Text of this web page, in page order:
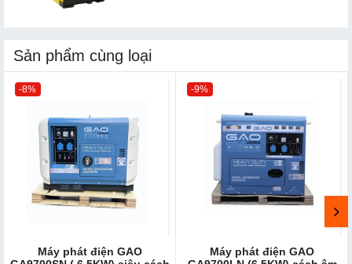
Sản phẩm cùng loại
-8%
Máy phát điện GAO
-9%
Máy phát điện GAO